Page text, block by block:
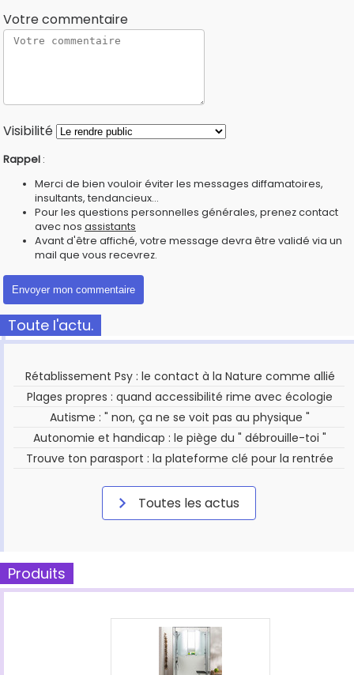
Votre commentaire
Visibilité
Rappel :
Merci de bien vouloir éviter les messages diffamatoires,
insultants, tendancieux...
Pour les questions personnelles générales, prenez contact
avec nos assistants
Avant d'être affiché, votre message devra être validé via un
mail que vous recevrez.
Toute l'actu.
Rétablissement Psy : le contact à la Nature comme allié
Plages propres : quand accessibilité rime avec écologie
Autisme : " non, ça ne se voit pas au physique "
Autonomie et handicap : le piège du " débrouille-toi "
Trouve ton parasport : la plateforme clé pour la rentrée
Toutes les actus
Produits